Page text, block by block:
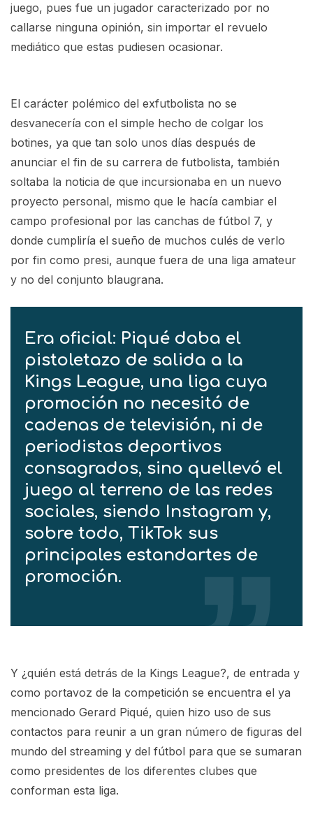
juego, pues fue un jugador caracterizado por no
callarse ninguna opinión, sin importar el revuelo
mediático que estas pudiesen ocasionar.
El carácter polémico del exfutbolista no se
desvanecería con el simple hecho de colgar los
botines, ya que tan solo unos días después de
anunciar el fin de su carrera de futbolista, también
soltaba la noticia de que incursionaba en un nuevo
proyecto personal, mismo que le hacía cambiar el
campo profesional por las canchas de fútbol 7, y
donde cumpliría el sueño de muchos culés de verlo
por fin como presi, aunque fuera de una liga amateur
y no del conjunto blaugrana.
Era oficial: Piqué daba el
pistoletazo de salida a la
Kings League, una liga cuya
promoción no necesitó de
cadenas de televisión, ni de
periodistas deportivos
consagrados, sino quellevó el
juego al terreno de las redes
sociales, siendo Instagram y,
sobre todo, TikTok sus
principales estandartes de
promoción.
Y ¿quién está detrás de la Kings League?, de entrada y
como portavoz de la competición se encuentra el ya
mencionado Gerard Piqué, quien hizo uso de sus
contactos para reunir a un gran número de figuras del
mundo del streaming y del fútbol para que se sumaran
como presidentes de los diferentes clubes que
conforman esta liga.